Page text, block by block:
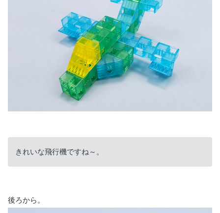
きれいな飛行機ですね～。
後ろから。